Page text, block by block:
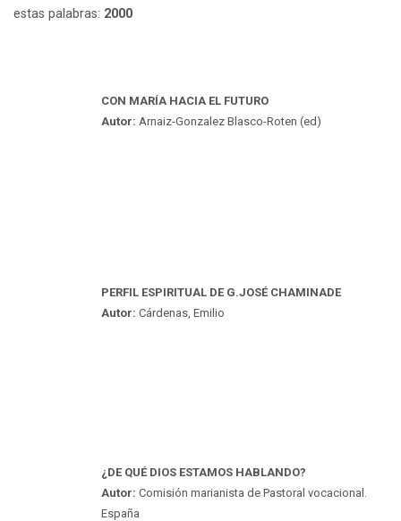
estas palabras: 2000
CON MARÍA HACIA EL FUTURO
Autor: Arnaiz-Gonzalez Blasco-Roten (ed)
PERFIL ESPIRITUAL DE G.JOSÉ CHAMINADE
Autor: Cárdenas, Emilio
¿DE QUÉ DIOS ESTAMOS HABLANDO?
Autor: Comisión marianista de Pastoral vocacional.
España